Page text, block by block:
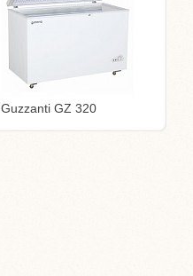
Guzzanti GZ 320